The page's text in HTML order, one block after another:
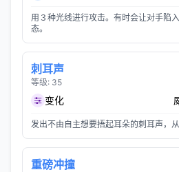
用３种光线进行攻击。有时会让对手陷
态。
刺耳声
等级: 35
变化
发出不由自主想要捂起耳朵的刺耳声，
重磅冲撞